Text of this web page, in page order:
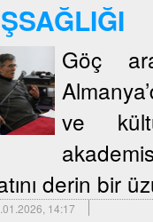
Göç
ve
derin bir
14:17